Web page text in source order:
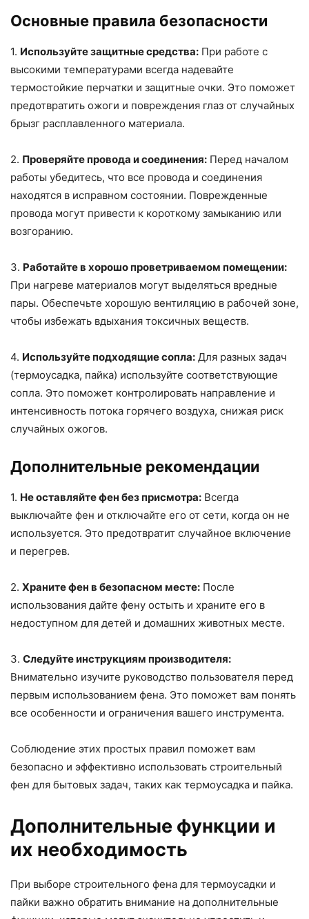
Основные правила безопасности
1. Используйте защитные средства: При работе с
высокими температурами всегда надевайте
термостойкие перчатки и защитные очки. Это поможет
предотвратить ожоги и повреждения глаз от случайных
брызг расплавленного материала.
2. Проверяйте провода и соединения: Перед началом
работы убедитесь, что все провода и соединения
находятся в исправном состоянии. Поврежденные
провода могут привести к короткому замыканию или
возгоранию.
3. Работайте в хорошо проветриваемом помещении:
При нагреве материалов могут выделяться вредные
пары. Обеспечьте хорошую вентиляцию в рабочей зоне,
чтобы избежать вдыхания токсичных веществ.
4. Используйте подходящие сопла: Для разных задач
(термоусадка, пайка) используйте соответствующие
сопла. Это поможет контролировать направление и
интенсивность потока горячего воздуха, снижая риск
случайных ожогов.
Дополнительные рекомендации
1. Не оставляйте фен без присмотра: Всегда
выключайте фен и отключайте его от сети, когда он не
используется. Это предотвратит случайное включение
и перегрев.
2. Храните фен в безопасном месте: После
использования дайте фену остыть и храните его в
недоступном для детей и домашних животных месте.
3. Следуйте инструкциям производителя:
Внимательно изучите руководство пользователя перед
первым использованием фена. Это поможет вам понять
все особенности и ограничения вашего инструмента.
Соблюдение этих простых правил поможет вам
безопасно и эффективно использовать строительный
фен для бытовых задач, таких как термоусадка и пайка.
Дополнительные функции и
их необходимость
При выборе строительного фена для термоусадки и
пайки важно обратить внимание на дополнительные